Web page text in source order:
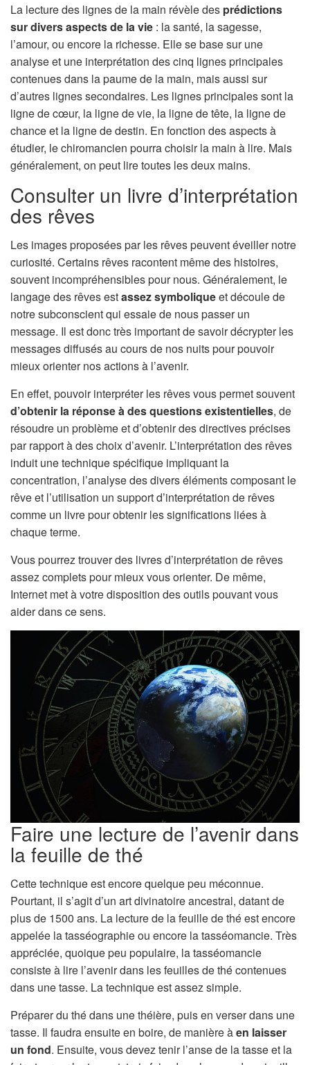
La lecture des lignes de la main révèle des prédictions
sur divers aspects de la vie : la santé, la sagesse,
l’amour, ou encore la richesse. Elle se base sur une
analyse et une interprétation des cinq lignes principales
contenues dans la paume de la main, mais aussi sur
d’autres lignes secondaires. Les lignes principales sont la
ligne de cœur, la ligne de vie, la ligne de tête, la ligne de
chance et la ligne de destin. En fonction des aspects à
étudier, le chiromancien pourra choisir la main à lire. Mais
généralement, on peut lire toutes les deux mains.
Consulter un livre d’interprétation
des rêves
Les images proposées par les rêves peuvent éveiller notre
curiosité. Certains rêves racontent même des histoires,
souvent incompréhensibles pour nous. Généralement, le
langage des rêves estassez symboliqueet découle de
notre subconscient qui essaie de nous passer un
message. Il est donc très important de savoir décrypter les
messages diffusés au cours de nos nuits pour pouvoir
mieux orienter nos actions à l’avenir.
En effet, pouvoir interpréter les rêves vous permet souvent
d’obtenir la réponse à des questions existentielles, de
résoudre un problème et d’obtenir des directives précises
par rapport à des choix d’avenir. L’interprétation des rêves
induit une technique spécifique impliquant la
concentration, l’analyse des divers éléments composant le
rêve et l’utilisation un support d’interprétation de rêves
comme un livre pour obtenir les significations liées à
chaque terme.
Vous pourrez trouver des livres d’interprétation de rêves
assez complets pour mieux vous orienter. De même,
Internet met à votre disposition des outils pouvant vous
aider dans ce sens.
Faire une lecture de l’avenir dans
la feuille de thé
Cette technique est encore quelque peu méconnue.
Pourtant, il s’agit d’un art divinatoire ancestral, datant de
plus de 1500 ans. La lecture de la feuille de thé est encore
appelée la tasséographie ou encore la tasséomancie. Très
appréciée, quoique peu populaire, la tasséomancie
consiste à lire l’avenir dans les feuilles de thé contenues
dans une tasse. La technique est assez simple.
Préparer du thé dans une théière, puis en verser dans une
tasse. Il faudra ensuite en boire, de manière àen laisser
un fond. Ensuite, vous devez tenir l’anse de la tasse et la